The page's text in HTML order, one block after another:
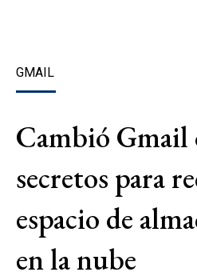
GMAIL
Cambió Gmail
secretos para
espacio de
en la nube